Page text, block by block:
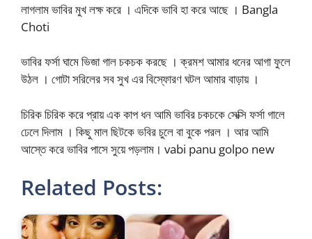
লাগলাম ভাবির মুখ লক্ষ করে । এদিকে ভাবি হা করে আছে । Bangla
Choti
ভাবির ফর্সা ঘামে ভিজা গাল চকচক করছে । ক্রমশ আমার ধনের আগা ফুলে
উঠল । গোটা সরিলের সব সুখ এর বিস্ফোরণ ঘটল আমার বাড়ায় ।
চিরিক চিরিক করে প্রায় এক কাপ ধন আমি ভাবির চকচকে সেক্সি ফর্সা গালে
ঢেলে দিলাম । কিছু মাল ছিটকে ভবির চুলে বা বুকে পরল । আর আমি
আস্তে করে ভাবির পাসে সুয়ে পড়লাম। vabi panu golpo new
Related Posts: